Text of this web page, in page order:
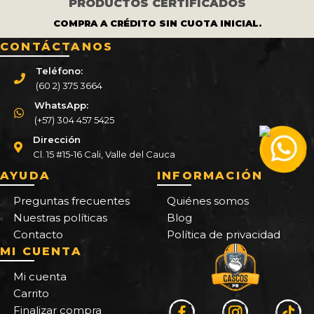
PRODUCTOS CERTIFICADOS
COMPRA A CRÉDITO SIN CUOTA INICIAL.
CONTÁCTANOS
Teléfono:
(60 2) 375 3664
WhatsApp:
(+57) 304 457 5425
Dirección
Cl. 15 #15-16 Cali, Valle del Cauca
AYUDA
Preguntas frecuentes
Nuestras políticas
Contacto
INFORMACIÓN
Quiénes somos
Blog
Política de privacidad
MI CUENTA
Mi cuenta
Carrito
Finalizar compra